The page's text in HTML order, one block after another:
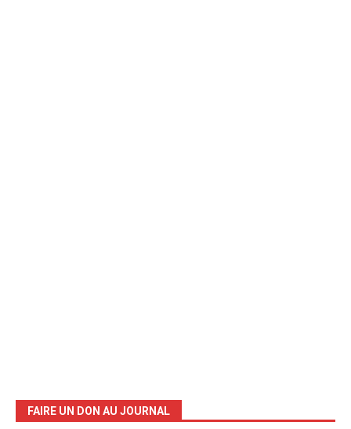
FAIRE UN DON AU JOURNAL